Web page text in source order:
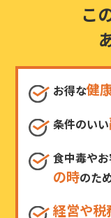
こ
お得な健
条件のいい
食中毒や
の時のた
経営や税